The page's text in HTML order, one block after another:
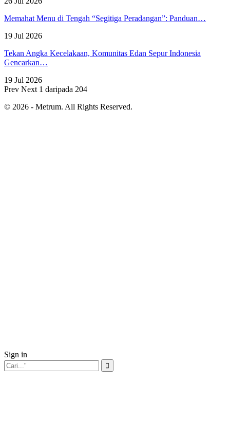
Memahat Menu di Tengah “Segitiga Peradangan”: Panduan…
19 Jul 2026
Tekan Angka Kecelakaan, Komunitas Edan Sepur Indonesia
Gencarkan…
19 Jul 2026
Prev Next 1 daripada 204
© 2026 - Metrum. All Rights Reserved.
Sign in